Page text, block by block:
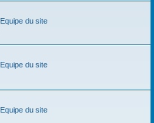
Equipe du site
Equipe du site
Equipe du site